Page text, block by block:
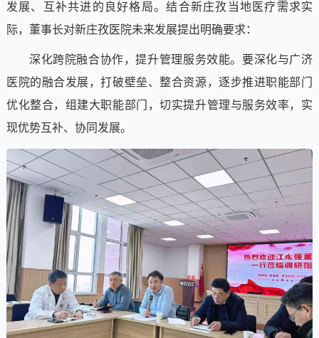
发展、互补共进的良好格局。结合新庄孜当地医疗需求实
际，董事长对新庄孜医院未来发展提出明确要求：
深化跨院融合协作，提升管理服务效能。要深化与广济
医院的融合发展，打破壁垒、整合资源，逐步推进职能部门
优化整合，组建大职能部门，切实提升管理与服务效率，实
现优势互补、协同发展。